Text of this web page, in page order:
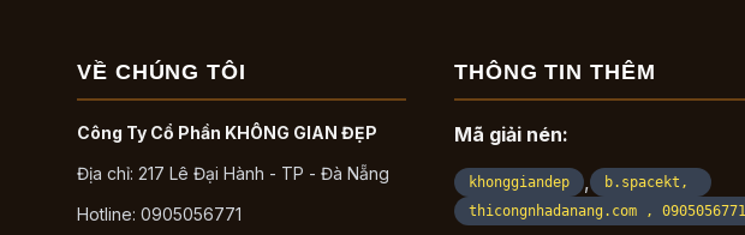
VỀ CHÚNG TÔI
Công Ty Cổ Phần KHÔNG GIAN ĐẸP
Địa chỉ: 217 Lê Đại Hành - TP - Đà Nẵng
Hotline: 0905056771
THÔNG TIN THÊM
Mã giải nén:
khonggiandep ,
b.spacekt,
thicongnhadanang.com , 0905056771